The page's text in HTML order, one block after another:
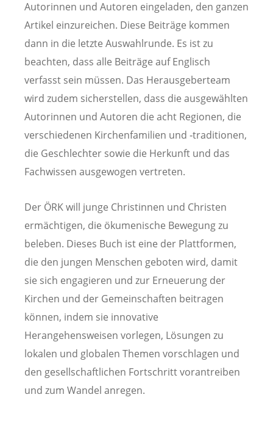
Autorinnen und Autoren eingeladen, den ganzen
Artikel einzureichen. Diese Beiträge kommen
dann in die letzte Auswahlrunde. Es ist zu
beachten, dass alle Beiträge auf Englisch
verfasst sein müssen. Das Herausgeberteam
wird zudem sicherstellen, dass die ausgewählten
Autorinnen und Autoren die acht Regionen, die
verschiedenen Kirchenfamilien und ‑traditionen,
die Geschlechter sowie die Herkunft und das
Fachwissen ausgewogen vertreten.
Der ÖRK will junge Christinnen und Christen
ermächtigen, die ökumenische Bewegung zu
beleben. Dieses Buch ist eine der Plattformen,
die den jungen Menschen geboten wird, damit
sie sich engagieren und zur Erneuerung der
Kirchen und der Gemeinschaften beitragen
können, indem sie innovative
Herangehensweisen vorlegen, Lösungen zu
lokalen und globalen Themen vorschlagen und
den gesellschaftlichen Fortschritt vorantreiben
und zum Wandel anregen.